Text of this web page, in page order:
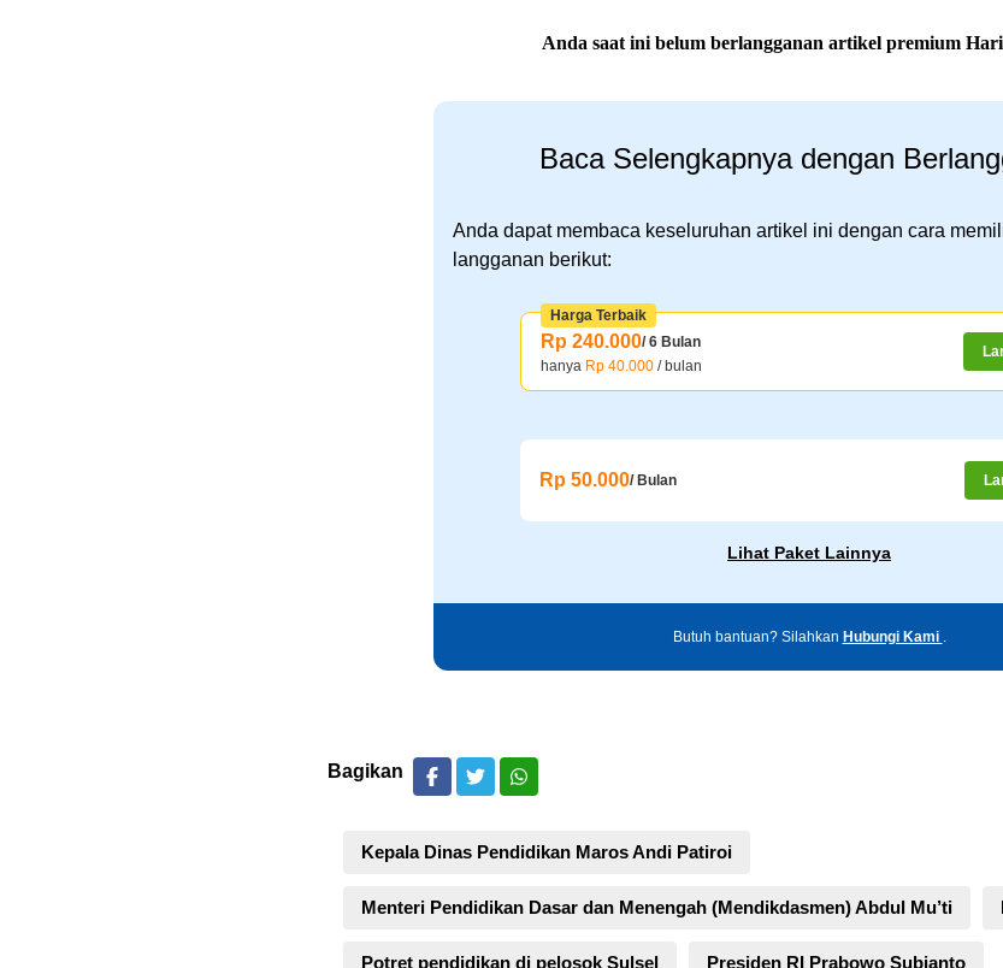
Anda saat ini belum berlangganan artikel premium
Baca Selengkapnya dengan
Anda dapat membaca keseluruhan artikel ini dengan cara
langganan berikut:
Rp 240.000/ 6 Bulan
hanya Rp 40.000 / bulan
Harga Terbaik
Rp 50.000/ Bulan
Lihat Paket Lainnya
Butuh bantuan? Silahkan Hubungi Kami .
Bagikan
Kepala Dinas Pendidikan Maros Andi Patiroi
Menteri Pendidikan Dasar dan Menengah (Mendikdasmen) Abdul Mu’ti
Potret pendidikan di pelosok Sulsel Presiden RI Prabowo Subianto